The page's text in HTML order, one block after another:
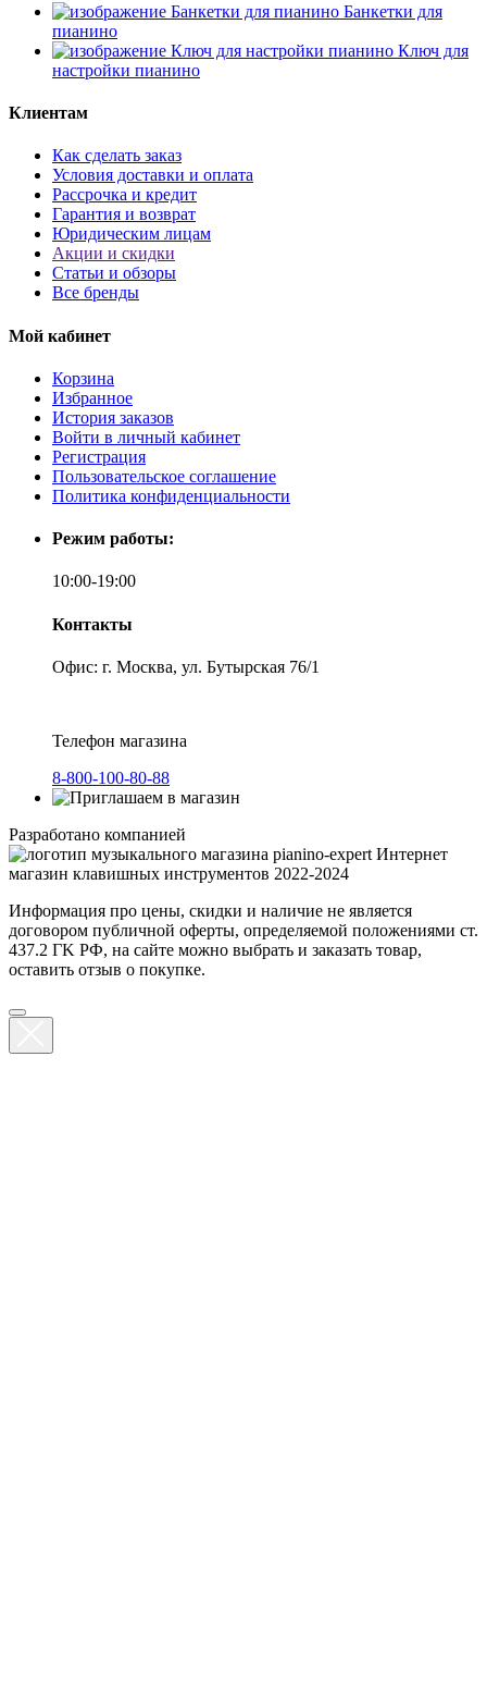
Банкетки для
пианино
Ключ для
настройки пианино
Клиентам
Как сделать заказ
Условия доставки и оплата
Рассрочка и кредит
Гарантия и возврат
Юридическим лицам
Акции и скидки
Статьи и обзоры
Все бренды
Мой кабинет
Корзина
Избранное
История заказов
Войти в личный кабинет
Регистрация
Пользовательское соглашение
Политика конфиденциальности
Режим работы:
10:00-19:00
Контакты
Офис: г. Москва, ул. Бутырская 76/1
Телефон магазина
8-800-100-80-88
Разработано компанией
Интернет
магазин клавишных инструментов 2022-2024
Информация про цены, скидки и наличие не является
договором публичной оферты, определяемой положениями ст.
437.2 ГK РФ, на сайте можно выбрать и заказать товар,
оставить отзыв о покупке.